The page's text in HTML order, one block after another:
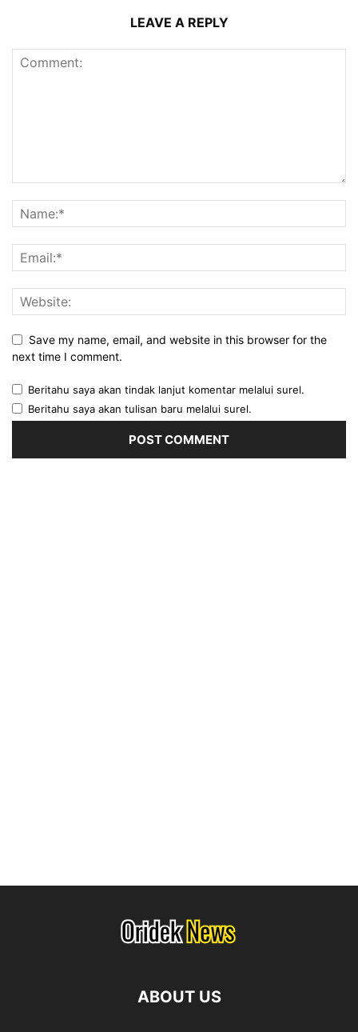
LEAVE A REPLY
Save my name, email, and website in this browser for the
next time I comment.
Beritahu saya akan tindak lanjut komentar melalui surel.
Beritahu saya akan tulisan baru melalui surel.
ABOUT US